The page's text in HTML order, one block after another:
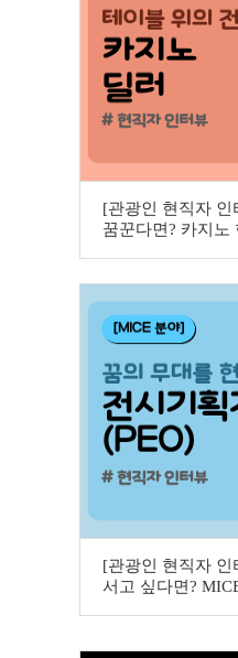
[관광인 현직자
꿈꾼다면? 카지노
[관광인 현직자 인
서고 싶다면?